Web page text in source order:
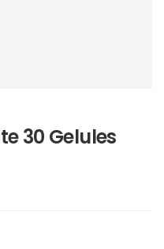
30 Gelules